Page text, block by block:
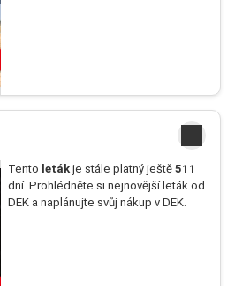
Tento letákje stále platný ještě 511
dní. Prohlédněte si nejnovější leták od
DEK a naplánujte svůj nákup v DEK.